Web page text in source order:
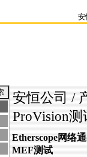
安
安恒公司 /
ProVision
Etherscope网络
MEF测试